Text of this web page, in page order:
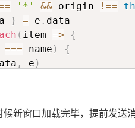
'*' && origin !==
} = e . data
( item =>
{
=== name )
{
, e )
新窗口加载完毕，提前发送